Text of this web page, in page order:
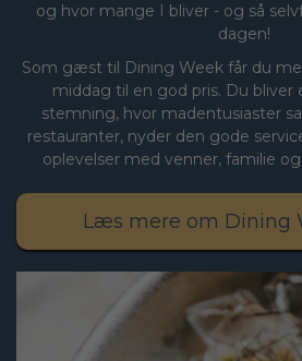
og hvor mange I bliver - og så
dagen!
Som gæst til Dining Week får du
middag til en god pris. Du bliver
stemning, hvor madentusiaster
restauranter, nyder den gode
oplevelser med venner, familie
Læs mere om Dining